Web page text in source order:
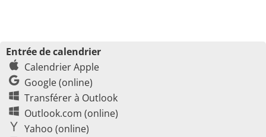
Entrée de calendrier
Calendrier Apple
Google (online)
Transférer à Outlook
Outlook.com (online)
Yahoo (online)